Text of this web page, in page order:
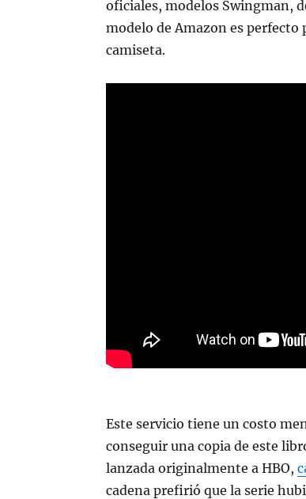
oficiales, modelos Swingman,
modelo de Amazon es
camiseta.
Este servicio tiene un costo
conseguir una copia de este
lanzada originalmente a HBO,
cadena prefirió que la serie